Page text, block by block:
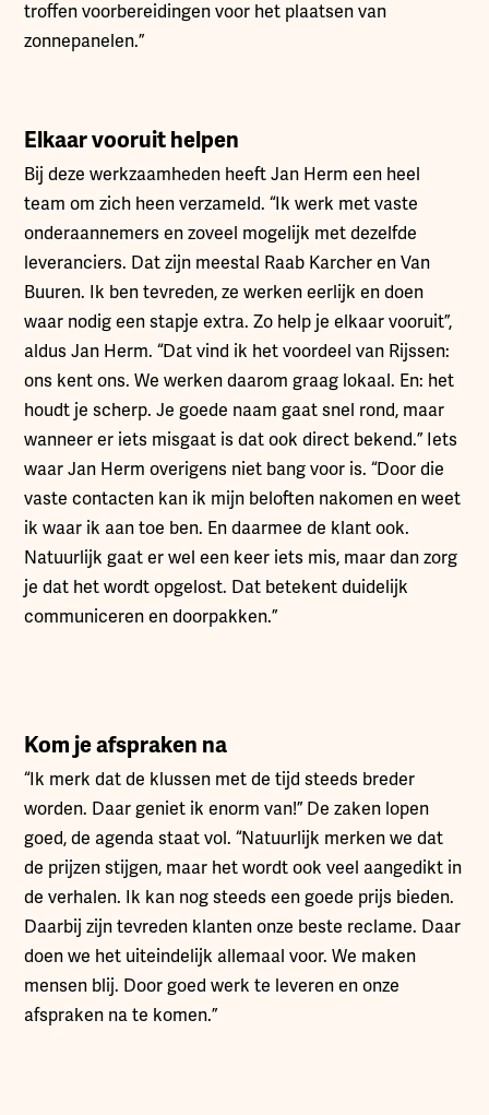
troffen voorbereidingen voor het plaatsen van
zonnepanelen.”
Elkaar vooruit helpen
Bij deze werkzaamheden heeft Jan Herm een heel
team om zich heen verzameld. “Ik werk met vaste
onderaannemers en zoveel mogelijk met dezelfde
leveranciers. Dat zijn meestal Raab Karcher en Van
Buuren. Ik ben tevreden, ze werken eerlijk en doen
waar nodig een stapje extra. Zo help je elkaar vooruit”,
aldus Jan Herm. “Dat vind ik het voordeel van Rijssen:
ons kent ons. We werken daarom graag lokaal. En: het
houdt je scherp. Je goede naam gaat snel rond, maar
wanneer er iets misgaat is dat ook direct bekend.” Iets
waar Jan Herm overigens niet bang voor is. “Door die
vaste contacten kan ik mijn beloften nakomen en weet
ik waar ik aan toe ben. En daarmee de klant ook.
Natuurlijk gaat er wel een keer iets mis, maar dan zorg
je dat het wordt opgelost. Dat betekent duidelijk
communiceren en doorpakken.”
Kom je afspraken na
“Ik merk dat de klussen met de tijd steeds breder
worden. Daar geniet ik enorm van!” De zaken lopen
goed, de agenda staat vol. “Natuurlijk merken we dat
de prijzen stijgen, maar het wordt ook veel aangedikt in
de verhalen. Ik kan nog steeds een goede prijs bieden.
Daarbij zijn tevreden klanten onze beste reclame. Daar
doen we het uiteindelijk allemaal voor. We maken
mensen blij. Door goed werk te leveren en onze
afspraken na te komen.”